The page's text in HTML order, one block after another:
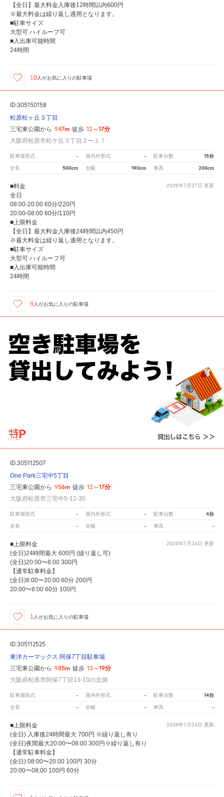
【全日】最大料金入庫後12時間以内600円
※最大料金は繰り返し適用となります。
■駐車サイズ
大型可 ハイルーフ可
■入出庫可能時間
24時間
10 人がお気に入りの駐車場
ID:305150158
松原松ヶ丘３丁目
三宅東公園から 947m 徒歩 12～17分
大阪府松原市松ケ丘３丁目２ー１７
駐車場形式 - 屋内外形式 - 駐車台数 15台
全長 500cm 全幅 190cm 車高 200cm
2026年7月27日 更新
■料金
全日
08:00-20:00 60分/220円
20:00-08:00 60分/110円
■上限料金
【全日】最大料金入庫後24時間以内450円
※最大料金は繰り返し適用となります。
■駐車サイズ
大型可 ハイルーフ可
■入出庫可能時間
24時間
6 人がお気に入りの駐車場
ID:305112507
One Park三宅中5丁目
三宅東公園から 956m 徒歩 12～17分
大阪府松原市三宅中5-12-30
駐車場形式 - 屋内外形式 - 駐車台数 4台
全長 - 全幅 - 車高 -
2026年7月24日 更新
■上限料金
(全日)24時間最大 600円 (繰り返し可)
(全日)20:00〜8:00 300円
【通常駐車料金】
(全日)8:00〜20:00 60分 200円
20:00〜8:00 60分 100円
1 人がお気に入りの駐車場
ID:305112525
東洋カーマックス 阿保7丁目駐車場
三宅東公園から 985m 徒歩 13～19分
大阪府松原市阿保7丁目13-10の北側
駐車場形式 - 屋内外形式 - 駐車台数 14台
全長 - 全幅 - 車高 -
2026年7月24日 更新
■上限料金
(全日) 入庫後24時間最大 700円 ※繰り返し有り
(全日)夜間最大20:00〜08:00 300円※繰り返し有り
【通常駐車料金】
(全日) 08:00〜20:00 100円 30分
20:00〜08:00 100円 60分